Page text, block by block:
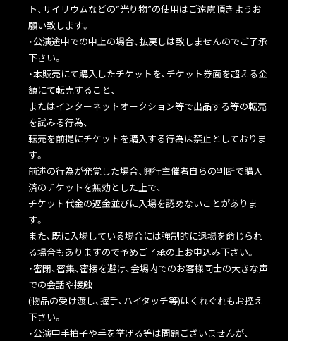
ト、サイリウムなどの“光り物”の使用はご遠慮頂きようお
願い致します。
・公演途中での中止の場合、払戻しは致しませんのでご了承
下さい。
・本販売にて購入したチケットを、チケット券面を超える金
額にて転売すること、
またはインターネットオークション等で出品する等の転売
を試みる行為、
転売を前提にチケットを購入する行為は禁止としておりま
す。
前述の行為が発覚した場合、興行主催者自らの判断で購入
済のチケットを無効とした上で、
チケット代金の返金並びに入場を認めないことがありま
す。
また、既に入場している場合には強制的に退場を命じられ
る場合もありますので予めご了承の上お申込み下さい。
・密閉、密集、密接を避け、会場内でのお客様同士の大きな声
での会話や接触
(物品の受け渡し、握手、ハイタッチ等)はくれぐれもお控え
下さい。
・公演中手拍子や手を挙げる等は問題ございませんが、